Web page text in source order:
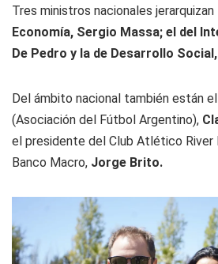
Tres ministros nacionales jerarquizan
Economía, Sergio Massa; el del
De Pedro y la de Desarrollo
Del ámbito nacional también están
(Asociación del Fútbol Argentino),
el presidente del Club Atlético
Banco Macro, Jorge Brito.